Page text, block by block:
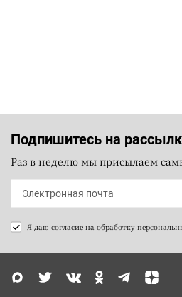
Подпишитесь на
Раз в неделю мы присылаем
Я даю согласие на обработку